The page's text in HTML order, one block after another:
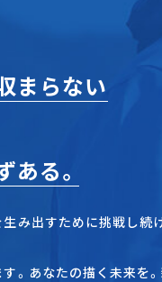
まらない
ある。
み出すために挑戦し続
。あなたの描く未来を